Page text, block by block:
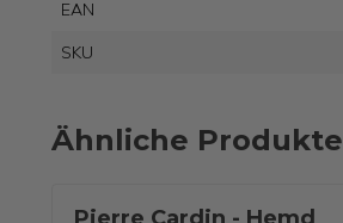
EAN
SKU
Ähnliche Produkte